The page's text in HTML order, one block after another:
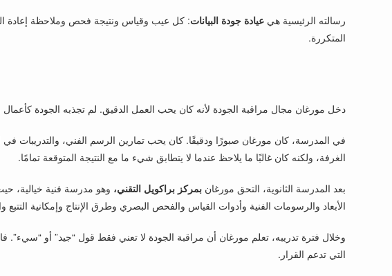
رسالته الرئيسية هيعيادة جودة البيانات: كل عيب وقياس ونتيجة فحص وملاحظة إعادة
المتكررة.
دخل مورغان مجال مراقبة الجودة لأنه كان يحب العمل الدقيق. لم تجذبه الجودة كأعمال
في المدرسة، كان مورغان صبورًا ودقيقًا. كان يحب تمارين الرسم الفني،
الغرفة، ولكنه كان غالبًا ما يلاحظ عندما لا يتطابق شيء ما مع النتيجة المتوقعة تمامًا.
بعد المدرسة الثانوية، التحق مورغانبمركز براكويل التقني، وهو مدرسة فنية خيالية،
الأبعاد والرسومات الفنية وأدوات القياس والفحص البصري وطرق الإنتاج وإمكانية التتبع
وخلال فترة تدريبه، تعلم مورغان أن مراقبة الجودة لا تعني فقط قول “جيد” أو “سيء”.
التي تدعم القرار.